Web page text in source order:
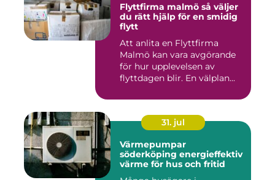
Flyttfirma malmö så väljer
du rätt hjälp för en smidig
flytt
Att anlita en Flyttfirma
Malmö kan vara avgörande
för hur upplevelsen av
flyttdagen blir. En välplan...
31. jul
Värmepumpar
söderköping energieffektiv
värme för hus och fritid